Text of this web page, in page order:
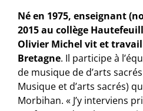
Né en 1975, enseignant
2015 au collège
Olivier Michel vit et
Bretagne. Il participe à
de musique de d’arts
Musique et d’arts sacrés)
Morbihan. « J’y interviens